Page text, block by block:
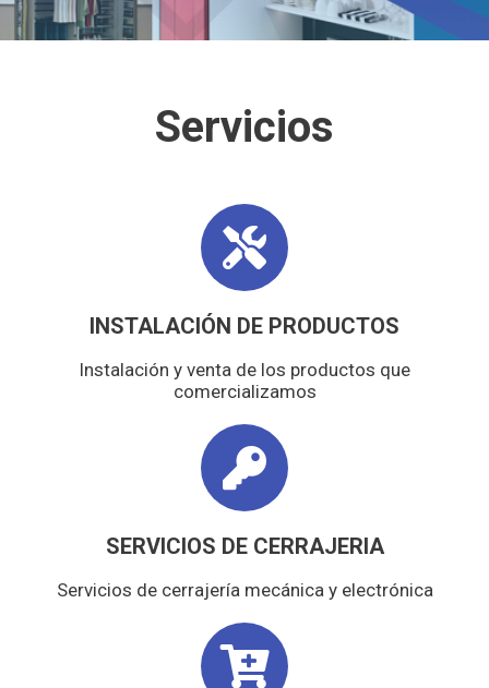
Servicios
INSTALACIÓN DE PRODUCTOS
Instalación y venta de los productos que
comercializamos
SERVICIOS DE CERRAJERIA
Servicios de cerrajería mecánica y electrónica